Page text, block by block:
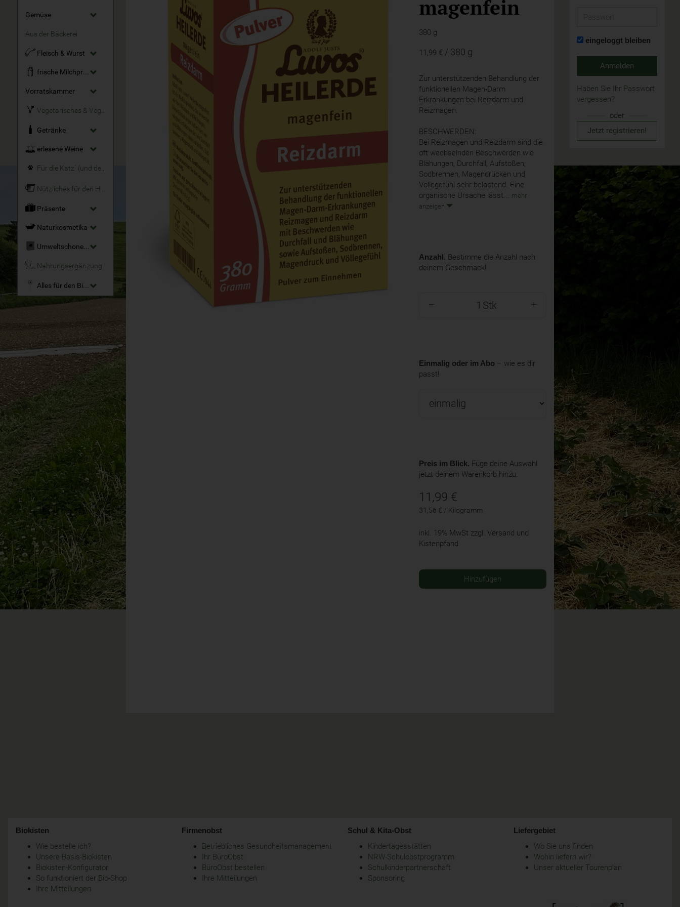
Gemüse
Aus der Bäckerei
Fleisch & Wurst
frische Milchprodukte
Vorratskammer
Getränke
erlesene Weine
Für die Katz´ (und den Hund)
Präsente
Naturkosmetika
Umweltschonende Reinigungsmittel
Nahrungsergänzung
Alles für den Bio-Garten
magenfein
380 g
11,99 € / 380 g
Zur unterstützenden Behandlung der
funktionellen Magen-Darm
Erkrankungen bei Reizdarm und
Reizmagen.
BESCHWERDEN:
Bei Reizmagen und Reizdarm sind die
oft wechselnden Beschwerden wie
Blähungen, Durchfall, Aufstoßen,
Sodbrennen, Magendrücken und
Völlegefühl sehr belastend. Eine
organische Ursache lässt...
mehr
anzeigen
Anzahl. Bestimme die Anzahl nach
deinem Geschmack!
Stk
Einmalig oder im Abo – wie es dir
passt!
Preis im Blick. Füge deine Auswahl
jetzt deinem Warenkorb hinzu.
11,99 €
31,56 € / Kilogramm
inkl. 19% MwSt zzgl. Versand und
Kistenpfand
Hinzufügen
eingeloggt bleiben
Anmelden
Haben Sie Ihr Passwort
vergessen?
oder
Jetzt registrieren!
Biokisten
Wie bestelle ich?
Unsere Basis-Biokisten
Biokisten-Konfigurator
So funktioniert der Bio-Shop
Ihre Mitteilungen
Firmenobst
Betriebliches Gesundheitsmanagement
Ihr BüroObst
BüroObst bestellen
Ihre Mitteilungen
Schul & Kita-Obst
Kindertagesstätten
NRW-Schulobstprogramm
Schulkinderpartnerschaft
Sponsoring
Liefergebiet
Wo Sie uns finden
Wohin liefern wir?
Unser aktueller Tourenplan